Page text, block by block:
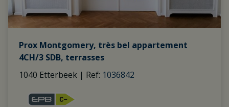
Prox Montgomery, très bel appartement
4CH/3 SDB, terrasses
1040 Etterbeek | Ref: 1036842